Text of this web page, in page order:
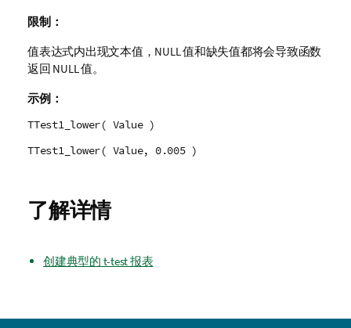
限制：
值表达式内出现文本值， NULL值和缺失值都将会导致函数
返回 NULL值。
示例：
TTest1_lower( Value )
TTest1_lower( Value, 0.005 )
了解详情
创建典型的 t-test 报表